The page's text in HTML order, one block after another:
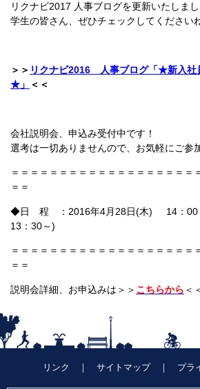
リクナビ2017 人事ブログを更新いたしまし
学生の皆さん、ぜひチェックしてください
＞＞ リクナビ2016 人事ブログ「★新入社
★ 」 ＜＜
会社説明会、申込み受付中です！
選考は一切ありませんので、お気軽にご参
＝＝＝＝＝＝＝＝＝＝＝＝＝＝＝＝＝＝＝
＝＝
◆日 程 ： 2016年4月28日(木) 14：00
13：30～)
＝＝＝＝＝＝＝＝＝＝＝＝＝＝＝＝＝ ＝ ＝
＝ ＝
説明会詳細、お申込みは＞＞ こちらから ＜
リンク ｜ サイトマップ｜ プラ